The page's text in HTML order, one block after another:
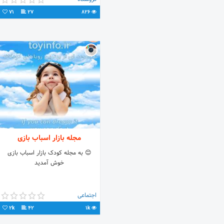
826
27
71
مجله بازار اسباب بازی
😊 به مجله کودک بازار اسباب بازی
خوش آمدید
اجتماعی
1k
42
2k